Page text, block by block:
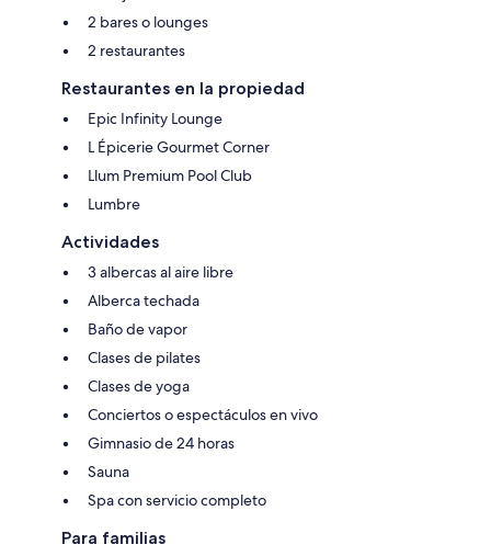
2 bares o lounges
2 restaurantes
Restaurantes en la propiedad
Epic Infinity Lounge
L Épicerie Gourmet Corner
Llum Premium Pool Club
Lumbre
Actividades
3 albercas al aire libre
Alberca techada
Baño de vapor
Clases de pilates
Clases de yoga
Conciertos o espectáculos en vivo
Gimnasio de 24 horas
Sauna
Spa con servicio completo
Para familias